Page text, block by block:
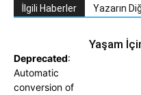
İlgili Haberler Yazarın
Deprecated:
Automatic
conversion of
Yaşam